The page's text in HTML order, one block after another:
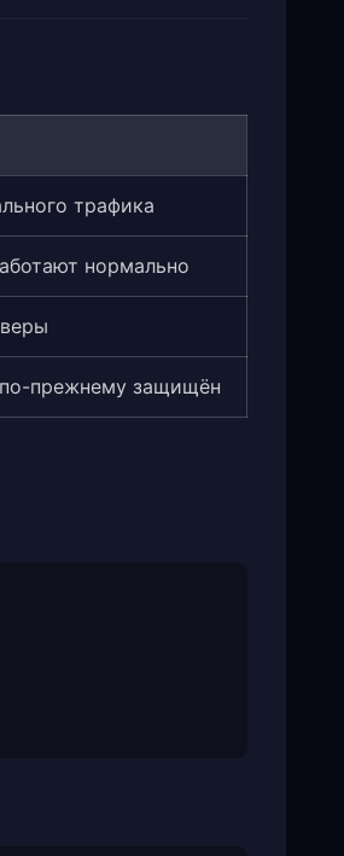
трафика
нормально
прежнему защищён